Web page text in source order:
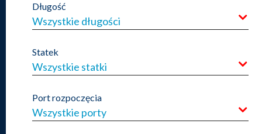
Długość
Wszystkie długości
Statek
Wszystkie statki
Port rozpoczęcia
Wszystkie porty